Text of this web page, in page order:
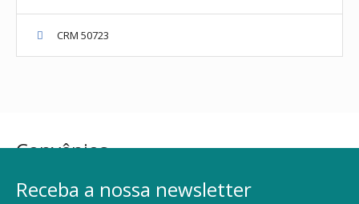
CRM 50723
Convênios
Receba a nossa newsletter